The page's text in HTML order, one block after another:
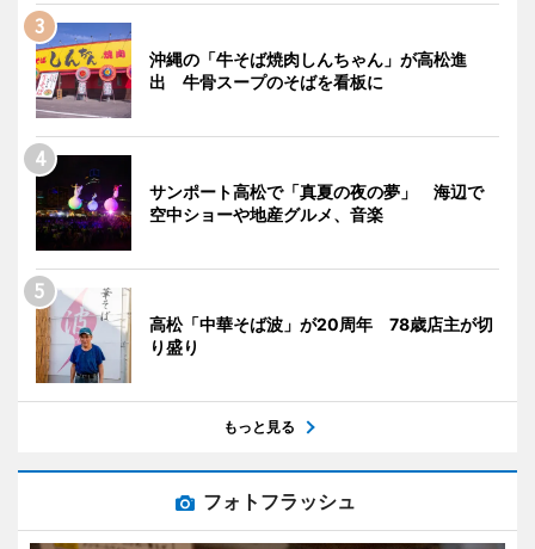
沖縄の「牛そば焼肉しんちゃん」が高松進
出 牛骨スープのそばを看板に
サンポート高松で「真夏の夜の夢」 海辺で
空中ショーや地産グルメ、音楽
高松「中華そば波」が20周年 78歳店主が切
り盛り
もっと見る
フォトフラッシュ